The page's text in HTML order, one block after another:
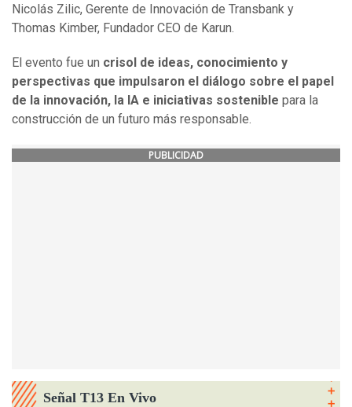
Nicolás Zilic, Gerente de Innovación de Transbank y
Thomas Kimber, Fundador CEO de Karun.
El evento fue un crisol de ideas, conocimiento y
perspectivas que impulsaron el diálogo sobre el papel
de la innovación, la IA e iniciativas sostenible para la
construcción de un futuro más responsable.
PUBLICIDAD
Señal T13 En Vivo